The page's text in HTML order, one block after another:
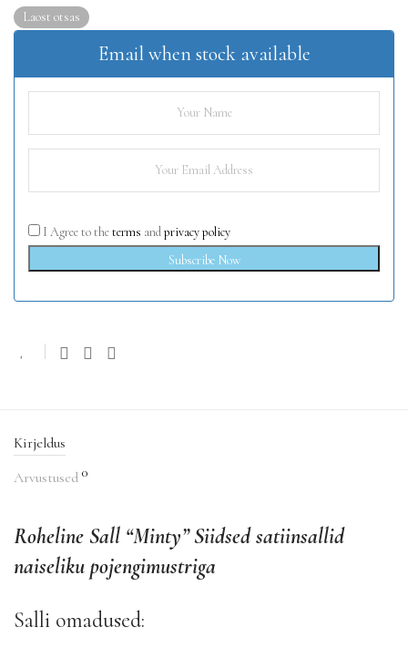
Laost otsas
Email when stock available
I Agree to theterms andprivacy policy
Subscribe Now
Kirjeldus
Arvustused 0
Roheline Sall “Minty” Siidsed satiinsallid
naiseliku pojengimustriga
Salli omadused: